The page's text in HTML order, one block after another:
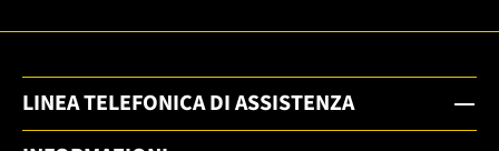
LINEA TELEFONICA DI ASSISTENZA